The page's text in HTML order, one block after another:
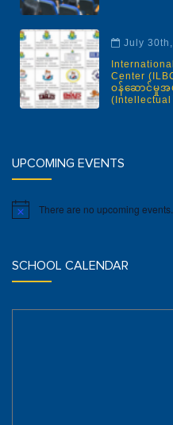
July
Center
ဝန်ဆောင်မှုအ
(Intellectual
UPCOMING EVENTS
Notice There are no upcoming events.
SCHOOL CALENDAR